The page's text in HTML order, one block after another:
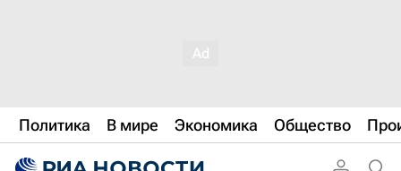
Политика В мире Экономика Общество